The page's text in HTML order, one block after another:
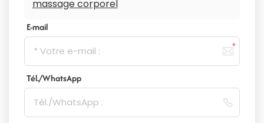
massage corporel
E-mail
Tél./WhatsApp